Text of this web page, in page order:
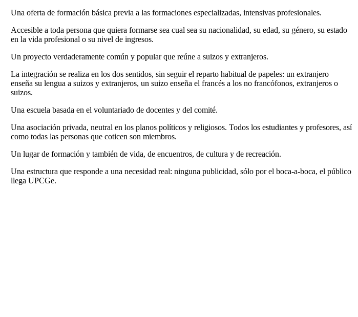
Una oferta de formación básica previa a las formaciones especializadas, intensivas profesionales.
Accesible a toda persona que quiera formarse sea cual sea su nacionalidad, su edad, su género, su estado
en la vida profesional o su nivel de ingresos.
Un proyecto verdaderamente común y popular que reúne a suizos y extranjeros.
La integración se realiza en los dos sentidos, sin seguir el reparto habitual de papeles: un extranjero
enseña su lengua a suizos y extranjeros, un suizo enseña el francés a los no francófonos, extranjeros o
suizos.
Una escuela basada en el voluntariado de docentes y del comité.
Una asociación privada, neutral en los planos políticos y religiosos. Todos los estudiantes y profesores, así
como todas las personas que coticen son miembros.
Un lugar de formación y también de vida, de encuentros, de cultura y de recreación.
Una estructura que responde a una necesidad real: ninguna publicidad, sólo por el boca-a-boca, el público
llega UPCGe.